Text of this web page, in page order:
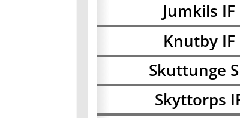
Jumkils IF
Knutby IF
Skuttunge
Skyttorps